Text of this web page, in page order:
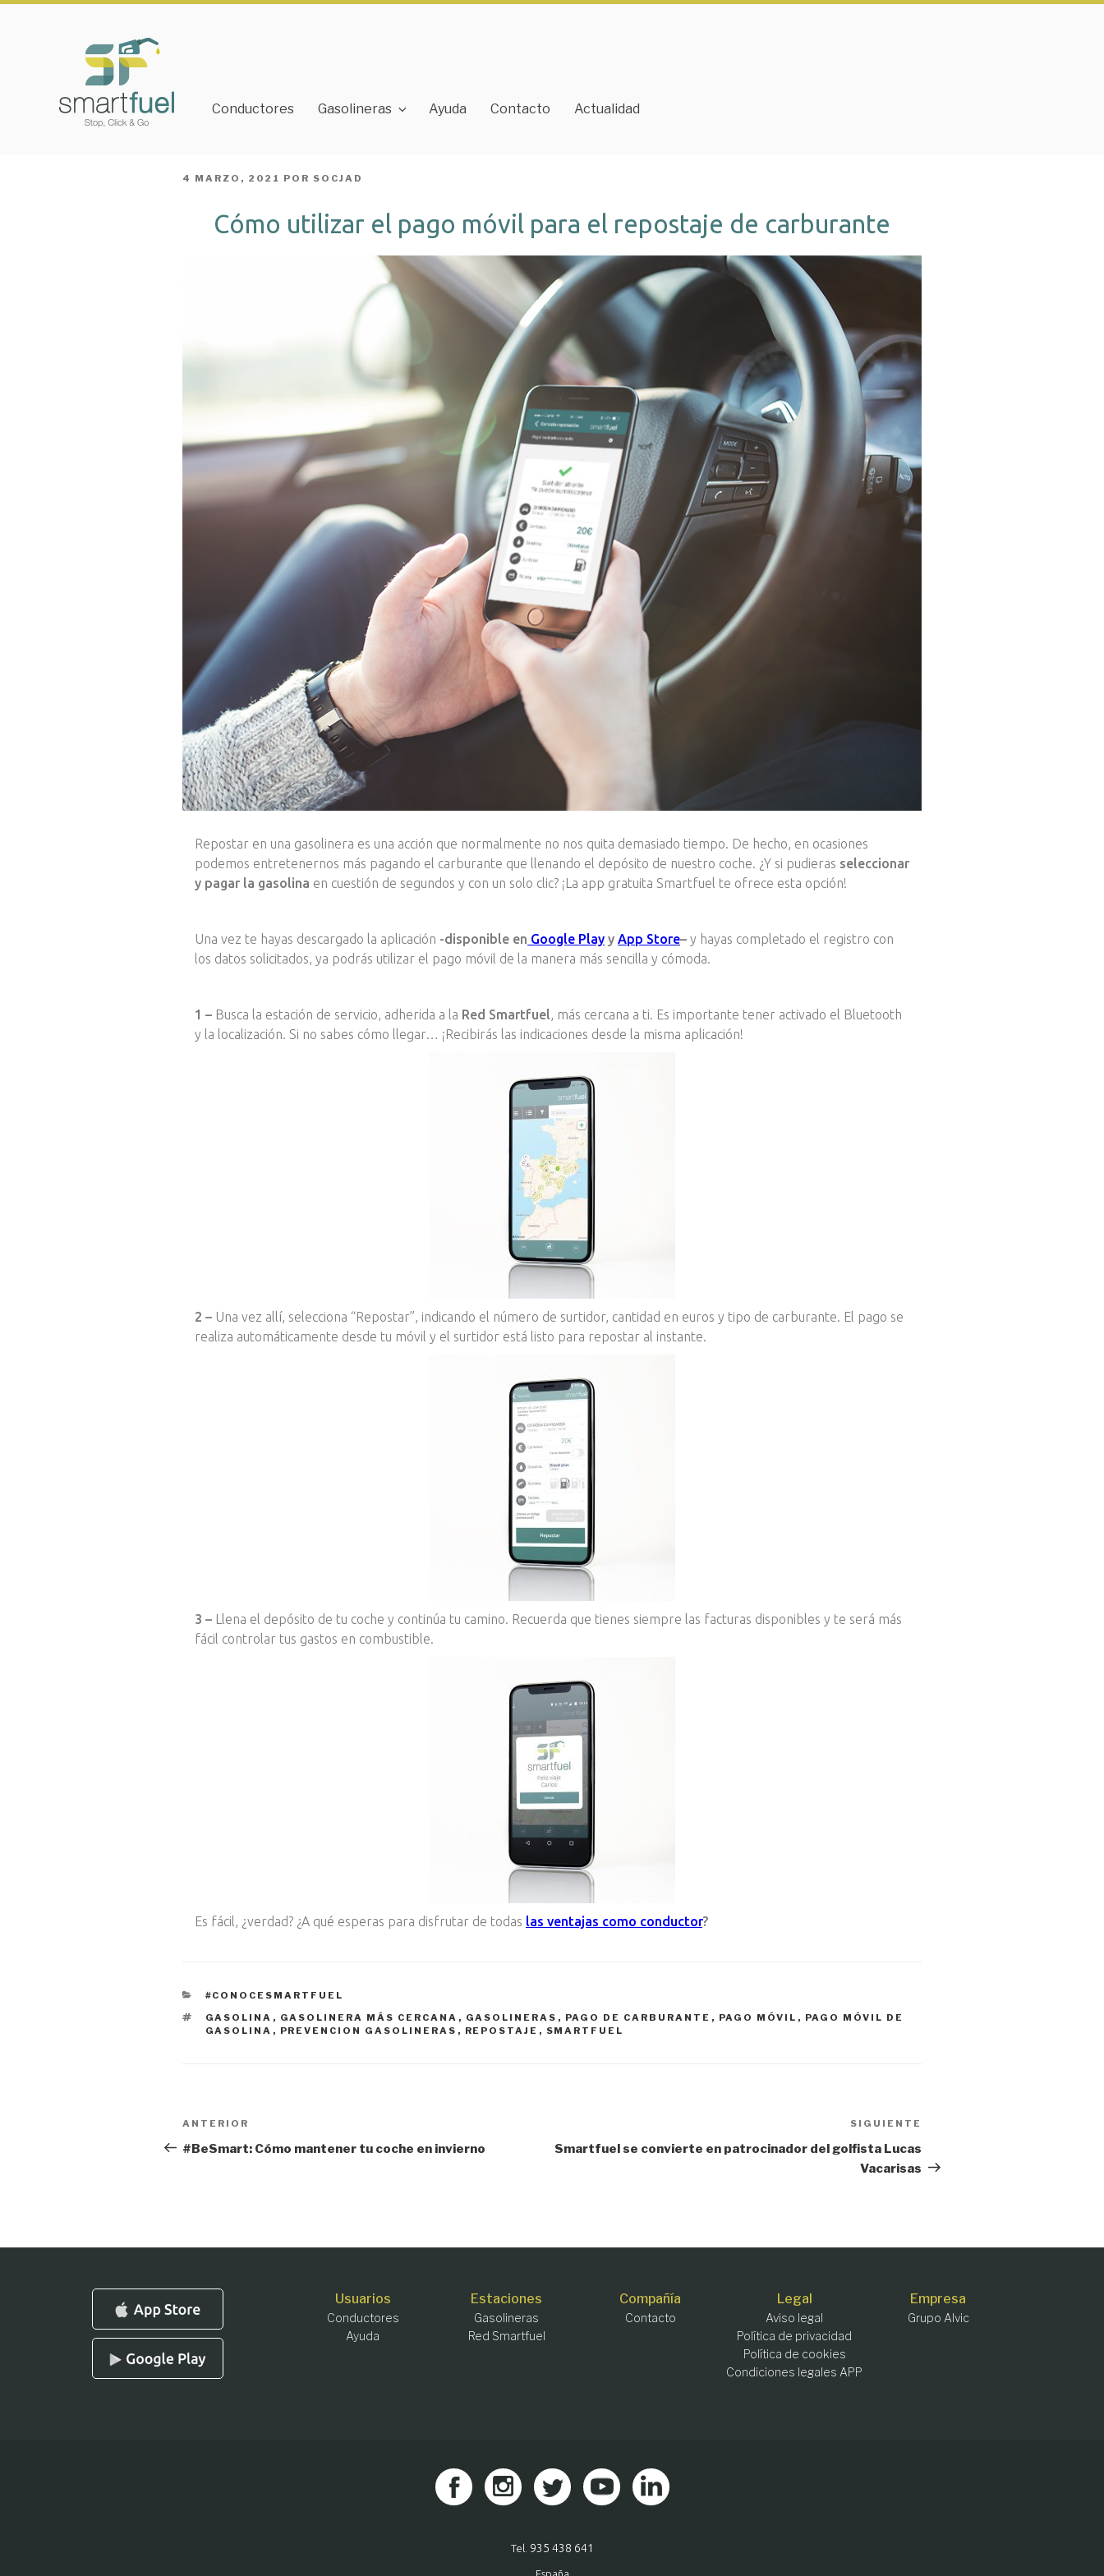
Conductores Gasolineras Ayuda Contacto Actualidad
PUBLICADO
4 MARZO, 2021 POR SOCJAD
Cómo utilizar el pago móvil para el repostaje de carburante
Repostar en una gasolinera es una acción que normalmente no nos quita demasiado tiempo. De hecho, en ocasiones
podemos entretenernos más pagando el carburante que llenando el depósito de nuestro coche. ¿Y si pudieras seleccionar
y pagar la gasolina en cuestión de segundos y con un solo clic? ¡La app gratuita Smartfuel te ofrece esta opción!
Una vez te hayas descargado la aplicación -disponible en Google Play y App Store– y hayas completado el registro con
los datos solicitados, ya podrás utilizar el pago móvil de la manera más sencilla y cómoda.
1 – Busca la estación de servicio, adherida a la Red Smartfuel, más cercana a ti. Es importante tener activado el Bluetooth
y la localización. Si no sabes cómo llegar… ¡Recibirás las indicaciones desde la misma aplicación!
2 – Una vez allí, selecciona “Repostar”, indicando el número de surtidor, cantidad en euros y tipo de carburante. El pago se
realiza automáticamente desde tu móvil y el surtidor está listo para repostar al instante.
3 – Llena el depósito de tu coche y continúa tu camino. Recuerda que tienes siempre las facturas disponibles y te será más
fácil controlar tus gastos en combustible.
Es fácil, ¿verdad? ¿A qué esperas para disfrutar de todas las ventajas como conductor?
CATEGORÍAS
#CONOCESMARTFUEL
ETIQUETAS
GASOLINA , GASOLINERA MÁS CERCANA , GASOLINERAS , PAGO DE CARBURANTE , PAGO MÓVIL , PAGO MÓVIL DE
GASOLINA , PREVENCION GASOLINERAS , REPOSTAJE , SMARTFUEL
Navegación
de
Entrada
anterior:
ANTERIOR
#BeSmart: Cómo mantener tu coche en invierno
SIGUIENTE
Smartfuel se convierte en patrocinador del golfista Lucas
Vacarisas
Usuarios
Conductores
Ayuda
Estaciones
Gasolineras
Red Smartfuel
Compañía
Contacto
Legal
Aviso legal
Política de privacidad
Política de cookies
Condiciones legales APP
Empresa
Grupo Alvic
Tel. 935 438 641
España